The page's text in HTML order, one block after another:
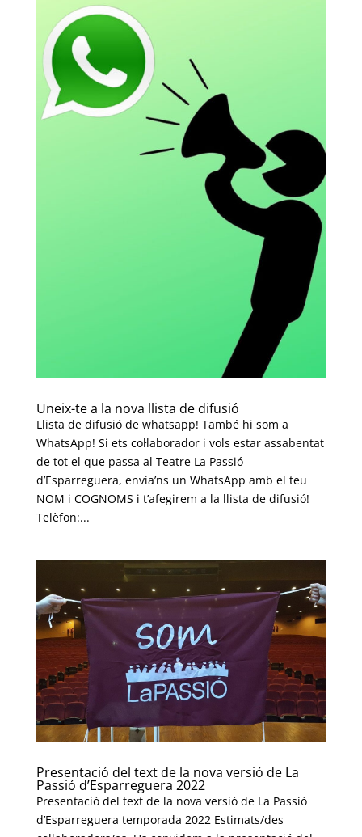
Uneix-te a la nova llista de difusió
Llista de difusió de whatsapp! També hi som a
WhatsApp! Si ets col·laborador i vols estar assabentat
de tot el que passa al Teatre La Passió
d’Esparreguera, envia’ns un WhatsApp amb el teu
NOM i COGNOMS i t’afegirem a la llista de difusió!
Telèfon:...
Presentació del text de la nova versió de La
Passió d’Esparreguera 2022
Presentació del text de la nova versió de La Passió
d’Esparreguera temporada 2022 Estimats/des